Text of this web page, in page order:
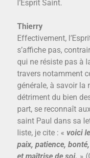
l’Esprit Saint.
Thierry
Effectivement,
s’affiche pas,
qui ne résiste pas à
travers notamment
générale, à savoir la
détriment du bien
part, se reconnaît
saint Paul dans sa
liste, je cite : « voici
paix, patience,